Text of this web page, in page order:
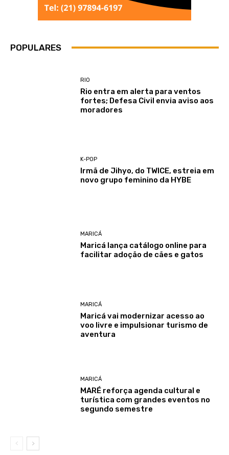
POPULARES
RIO
Rio entra em alerta para ventos
fortes; Defesa Civil envia aviso aos
moradores
K-POP
Irmã de Jihyo, do TWICE, estreia em
novo grupo feminino da HYBE
MARICÁ
Maricá lança catálogo online para
facilitar adoção de cães e gatos
MARICÁ
Maricá vai modernizar acesso ao
voo livre e impulsionar turismo de
aventura
MARICÁ
MARÉ reforça agenda cultural e
turística com grandes eventos no
segundo semestre